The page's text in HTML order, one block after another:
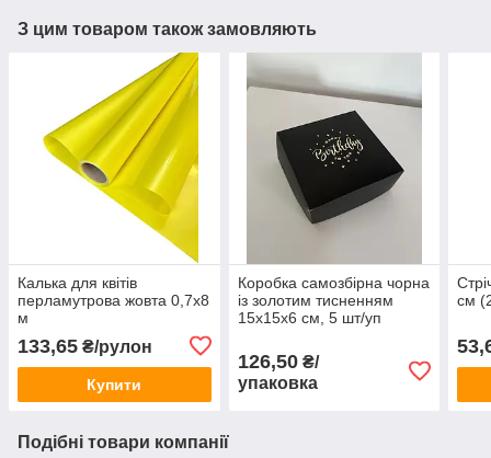
З цим товаром також замовляють
Калька для квітів
перламутрова жовта 0,7х8
м
133,65 ₴/рулон
Купити
Коробка самозбірна чорна
із золотим тисненням
15х15х6 см, 5 шт/уп
126,50₴/
упаковка
см
Подібні товари компанії